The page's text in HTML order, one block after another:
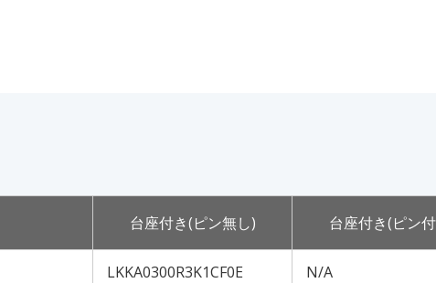
台座付き(ピン無し) 台座付き(ピン
LKKA0300R3K1CF0E N/A